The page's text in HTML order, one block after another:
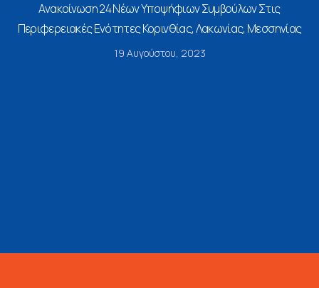
Ανακοίνωση 24 Νέων Υποψήφιων Συμβούλων Στις
Περιφερειακές Ενότητες Κορινθίας, Λακωνίας, Μεσσηνίας
19 Αυγούστου, 2023